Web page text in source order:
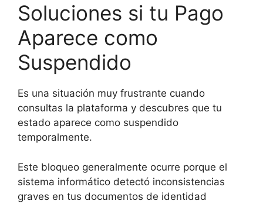
Soluciones si tu Pago
Aparece como
Suspendido
Es una situación muy frustrante cuando
consultas la plataforma y descubres que tu
estado aparece como suspendido
temporalmente.
Este bloqueo generalmente ocurre porque el
sistema informático detectó inconsistencias
graves en tus documentos de identidad